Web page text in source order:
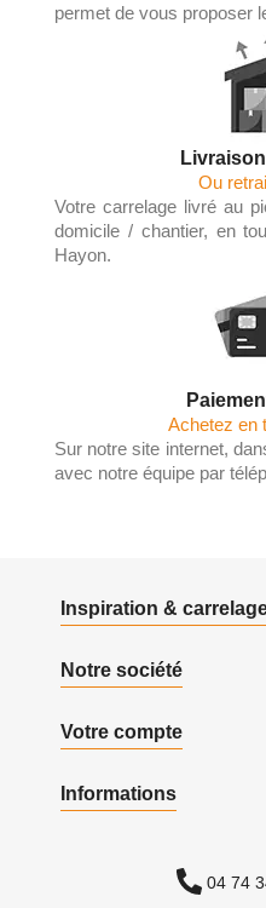
permet de vous proposer
Ou
Votre carrelage livré au
domicile / chantier, en
Hayon.
Achetez en
Sur notre site internet,
avec notre équipe par
Inspiration &
Notre société
Votre compte
Informations
04 74